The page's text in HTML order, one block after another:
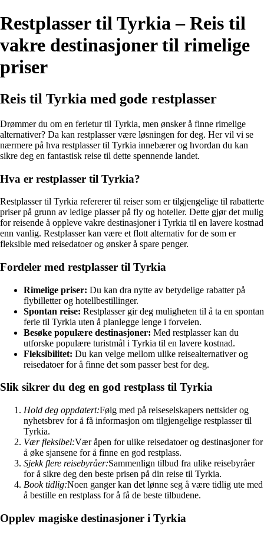
Restplasser til Tyrkia – Reis til
vakre destinasjoner til rimelige
priser
Reis til Tyrkia med gode restplasser
Drømmer du om en ferietur til Tyrkia, men ønsker å finne rimelige
alternativer? Da kan restplasser være løsningen for deg. Her vil vi se
nærmere på hva restplasser til Tyrkia innebærer og hvordan du kan
sikre deg en fantastisk reise til dette spennende landet.
Hva er restplasser til Tyrkia?
Restplasser til Tyrkia refererer til reiser som er tilgjengelige til rabatterte
priser på grunn av ledige plasser på fly og hoteller. Dette gjør det mulig
for reisende å oppleve vakre destinasjoner i Tyrkia til en lavere kostnad
enn vanlig. Restplasser kan være et flott alternativ for de som er
fleksible med reisedatoer og ønsker å spare penger.
Fordeler med restplasser til Tyrkia
Rimelige priser: Du kan dra nytte av betydelige rabatter på
flybilletter og hotellbestillinger.
Spontan reise: Restplasser gir deg muligheten til å ta en spontan
ferie til Tyrkia uten å planlegge lenge i forveien.
Besøke populære destinasjoner: Med restplasser kan du
utforske populære turistmål i Tyrkia til en lavere kostnad.
Fleksibilitet: Du kan velge mellom ulike reisealternativer og
reisedatoer for å finne det som passer best for deg.
Slik sikrer du deg en god restplass til Tyrkia
Hold deg oppdatert:Følg med på reiseselskapers nettsider og
nyhetsbrev for å få informasjon om tilgjengelige restplasser til
Tyrkia.
Vær fleksibel:Vær åpen for ulike reisedatoer og destinasjoner for
å øke sjansene for å finne en god restplass.
Sjekk flere reisebyråer:Sammenlign tilbud fra ulike reisebyråer
for å sikre deg den beste prisen på din reise til Tyrkia.
Book tidlig:Noen ganger kan det lønne seg å være tidlig ute med
å bestille en restplass for å få de beste tilbudene.
Opplev magiske destinasjoner i Tyrkia